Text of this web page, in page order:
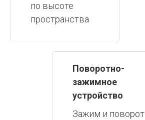
по высоте
пространства
Поворотно-
зажимное
устройство
Зажим и поворот